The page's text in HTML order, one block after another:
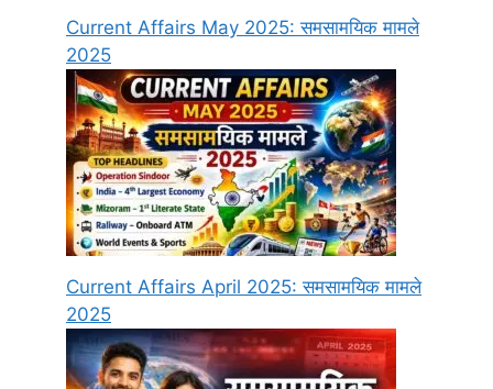
Current Affairs May 2025: समसामयिक मामले
2025
Current Affairs April 2025: समसामयिक मामले
2025